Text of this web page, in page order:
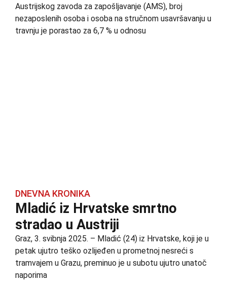
Austrijskog zavoda za zapošljavanje (AMS), broj
nezaposlenih osoba i osoba na stručnom usavršavanju u
travnju je porastao za 6,7 % u odnosu
DNEVNA KRONIKA
Mladić iz Hrvatske smrtno
stradao u Austriji
Graz, 3. svibnja 2025. – Mladić (24) iz Hrvatske, koji je u
petak ujutro teško ozlijeđen u prometnoj nesreći s
tramvajem u Grazu, preminuo je u subotu ujutro unatoč
naporima